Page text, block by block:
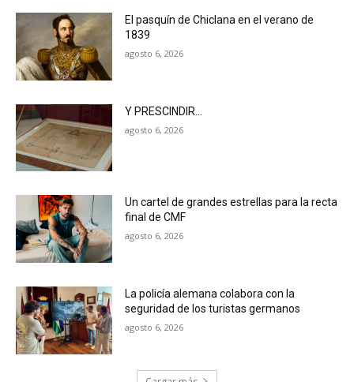
El pasquín de Chiclana en el verano de
1839
agosto 6, 2026
Y PRESCINDIR…
agosto 6, 2026
Un cartel de grandes estrellas para la recta
final de CMF
agosto 6, 2026
La policía alemana colabora con la
seguridad de los turistas germanos
agosto 6, 2026